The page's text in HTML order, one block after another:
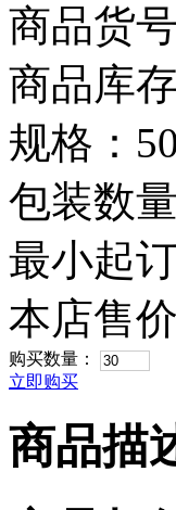
商品货
商品库
规格：
包装数
最小起
本店售价
购买数量：
立即购买
商品描